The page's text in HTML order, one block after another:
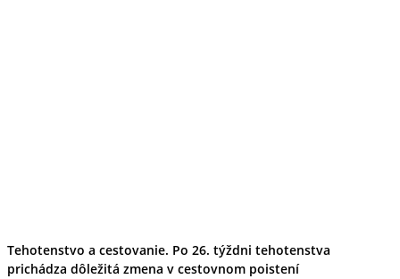
Tehotenstvo a cestovanie. Po 26. týždni tehotenstva
prichádza dôležitá zmena v cestovnom poistení